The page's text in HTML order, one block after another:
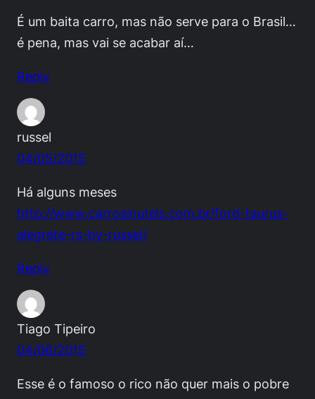
É um baita carro, mas não serve para o Brasil…
é pena, mas vai se acabar aí…
Reply
russel
04/05/2015
Há alguns meses
http://www.carrosinuteis.com.br/ford-taurus-
alegrete-rs-by-russel/
Reply
Tiago Tipeiro
04/06/2015
Esse é o famoso o rico não quer mais o pobre